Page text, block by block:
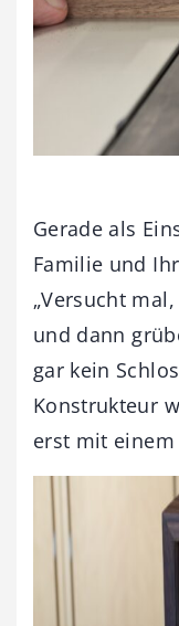
Gerade als
Familie und
„Versucht
und dann
gar kein
Konstrukteur
erst mit einem